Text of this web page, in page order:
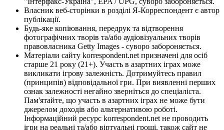
Власник веб-сторінки в розділі Я-Корреспондент є автор
публікації.
Будь-яке копіювання, передрук та відтворення
фотографічних творів та/або аудіовізуальних творів
правовласника Getty Images - суворо забороняється.
Матеріали сайту korrespondent.net призначені для осіб
старше 21 року (21+). Участь в азартних іграх може
викликати ігрову залежність. Дотримуйтесь правил
(принципів) відповідальної гри. При виявленні перших
ознак залежності негайно зверніться до спеціаліста.
Пам'ятайте, що участь в азартних іграх не може бути
джерелом доходів або альтернативою роботі.
Інформаційний ресурс korrespondent.net не проводить
ігри на реальні та/або віртуальні гроші, також сайт не